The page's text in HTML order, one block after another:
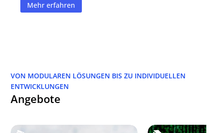
Mehr erfahren
VON MODULAREN LÖSUNGEN BIS ZU INDIVIDUELLEN
ENTWICKLUNGEN
Angebote